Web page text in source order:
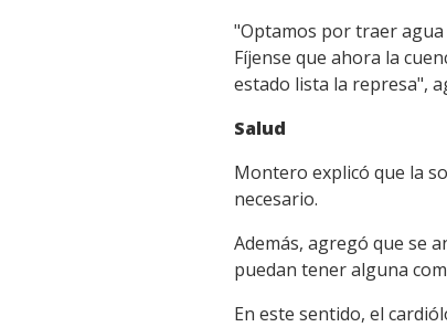
"Optamos por traer agua
Fíjense que ahora la
estado lista la represa",
Salud
Montero explicó que la
necesario.
Además, agregó que se
puedan tener alguna
En este sentido, el